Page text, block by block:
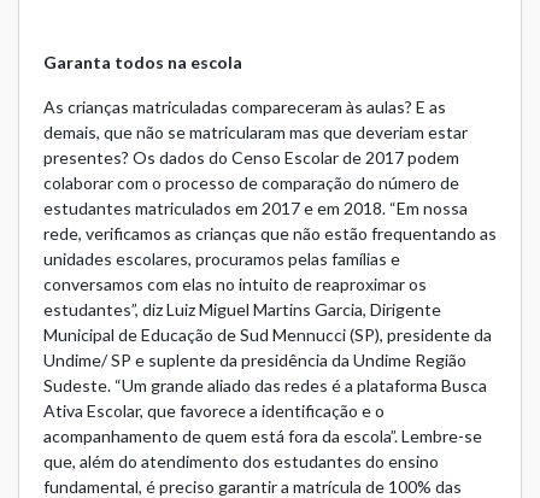
Garanta todos na escola
As crianças matriculadas compareceram às aulas? E as
demais, que não se matricularam mas que deveriam estar
presentes? Os dados do Censo Escolar de 2017podem
colaborar com o processo de comparação do número de
estudantes matriculados em 2017 e em 2018. “Em nossa
rede, verificamos as crianças que não estão frequentando as
unidades escolares, procuramos pelas famílias e
conversamos com elas no intuito de reaproximar os
estudantes”, diz Luiz Miguel Martins Garcia, Dirigente
Municipal de Educação de Sud Mennucci (SP), presidente da
Undime/ SP e suplente da presidência da Undime Região
Sudeste. “Um grande aliado das redes é a plataforma Busca
Ativa Escolar, que favorece a identificação e o
acompanhamento de quem está fora da escola”. Lembre-se
que, além do atendimento dos estudantes do ensino
fundamental, é preciso garantir a matrícula de 100% das